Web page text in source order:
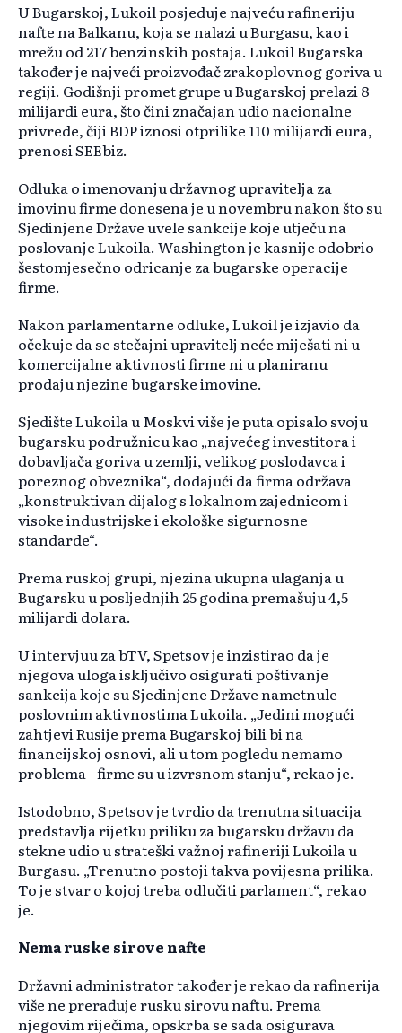
U Bugarskoj, Lukoil posjeduje najveću rafineriju
nafte na Balkanu, koja se nalazi u Burgasu, kao i
mrežu od 217 benzinskih postaja. Lukoil Bugarska
također je najveći proizvođač zrakoplovnog goriva u
regiji. Godišnji promet grupe u Bugarskoj prelazi 8
milijardi eura, što čini značajan udio nacionalne
privrede, čiji BDP iznosi otprilike 110 milijardi eura,
prenosi SEEbiz.
Odluka o imenovanju državnog upravitelja za
imovinu firme donesena je u novembru nakon što su
Sjedinjene Države uvele sankcije koje utječu na
poslovanje Lukoila. Washington je kasnije odobrio
šestomjesečno odricanje za bugarske operacije
firme.
Nakon parlamentarne odluke, Lukoil je izjavio da
očekuje da se stečajni upravitelj neće miješati ni u
komercijalne aktivnosti firme ni u planiranu
prodaju njezine bugarske imovine.
Sjedište Lukoila u Moskvi više je puta opisalo svoju
bugarsku podružnicu kao „najvećeg investitora i
dobavljača goriva u zemlji, velikog poslodavca i
poreznog obveznika“, dodajući da firma održava
„konstruktivan dijalog s lokalnom zajednicom i
visoke industrijske i ekološke sigurnosne
standarde“.
Prema ruskoj grupi, njezina ukupna ulaganja u
Bugarsku u posljednjih 25 godina premašuju 4,5
milijardi dolara.
U intervjuu za bTV, Spetsov je inzistirao da je
njegova uloga isključivo osigurati poštivanje
sankcija koje su Sjedinjene Države nametnule
poslovnim aktivnostima Lukoila. „Jedini mogući
zahtjevi Rusije prema Bugarskoj bili bi na
financijskoj osnovi, ali u tom pogledu nemamo
problema - firme su u izvrsnom stanju“, rekao je.
Istodobno, Spetsov je tvrdio da trenutna situacija
predstavlja rijetku priliku za bugarsku državu da
stekne udio u strateški važnoj rafineriji Lukoila u
Burgasu. „Trenutno postoji takva povijesna prilika.
To je stvar o kojoj treba odlučiti parlament“, rekao
je.
Nema ruske sirove nafte
Državni administrator također je rekao da rafinerija
više ne prerađuje rusku sirovu naftu. Prema
njegovim riječima, opskrba se sada osigurava